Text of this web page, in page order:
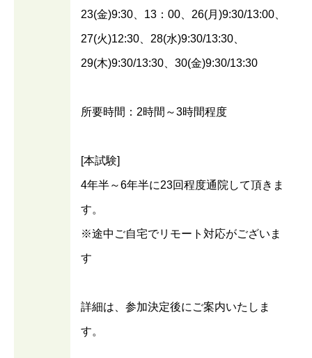
23(金)9:30、13：00、26(月)9:30/13:00、
27(火)12:30、28(水)9:30/13:30、
29(木)9:30/13:30、30(金)9:30/13:30
所要時間：2時間～3時間程度
[本試験]
4年半～6年半に23回程度通院して頂きま
す。
※途中ご自宅でリモート対応がございま
す
詳細は、参加決定後にご案内いたしま
す。